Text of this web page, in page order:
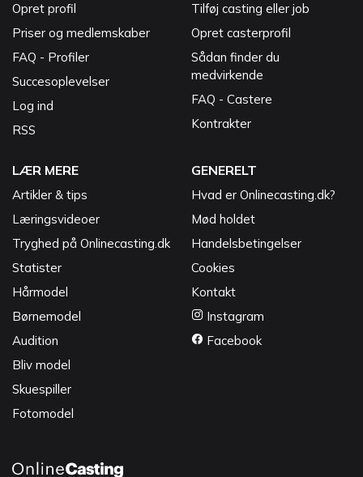
Opret profil
Priser og medlemskaber
FAQ - Profiler
Succesoplevelser
Log ind
RSS
Tilføj casting eller job
Opret casterprofil
Sådan finder du
medvirkende
FAQ - Castere
Kontrakter
LÆR MERE
Artikler & tips
Læringsvideoer
Tryghed på Onlinecasting.dk
Statister
Hårmodel
Børnemodel
Audition
Bliv model
Skuespiller
Fotomodel
GENERELT
Hvad er Onlinecasting.dk?
Mød holdet
Handelsbetingelser
Cookies
Kontakt
Instagram
Facebook